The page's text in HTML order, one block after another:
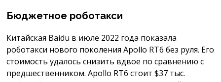
Бюджетное роботакси
Китайская Baidu в июле 2022 года показала
роботакси нового поколения Apollo RT6 без руля. Его
стоимость удалось снизить вдвое по сравнению с
предшественником. Apollo RT6 стоит $37 тыс.